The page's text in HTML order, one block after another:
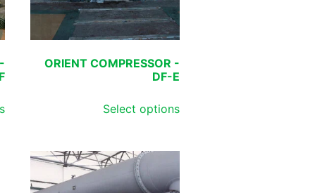
ORIENT COMPRESSOR -
DF-E
Select options